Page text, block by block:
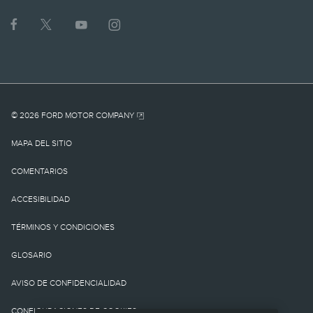
1.
cargo por
destino/entrega como
tampoco cargos o
impuestos
gubernamentales ni
cargos por
financiamiento, cargo de
procesamiento de la
© 2026 FORD MOTOR COMPANY
MAPA DEL SITIO
COMENTARIOS
ACCESIBILIDAD
TÉRMINOS Y CONDICIONES
GLOSARIO
AVISO DE CONFIDENCIALIDAD
CONFIGURACIONES DE COOKIES